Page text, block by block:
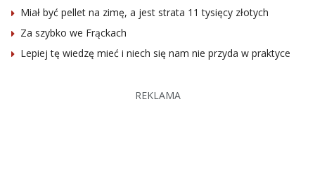
Miał być pellet na zimę, a jest strata 11 tysięcy złotych
Za szybko we Frąckach
Lepiej tę wiedzę mieć i niech się nam nie przyda w praktyce
REKLAMA